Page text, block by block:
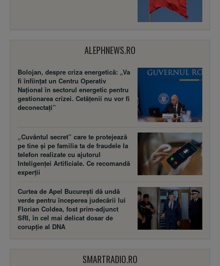
ALEPHNEWS.RO
Bolojan, despre criza energetică: „Va
fi înființat un Centru Operativ
Național în sectorul energetic pentru
gestionarea crizei. Cetățenii nu vor fi
deconectați”
„Cuvântul secret” care te protejează
pe tine și pe familia ta de fraudele la
telefon realizate cu ajutorul
Inteligenței Artificiale. Ce recomandă
experții
Curtea de Apel București dă undă
verde pentru începerea judecării lui
Florian Coldea, fost prim-adjunct
SRI, în cel mai delicat dosar de
corupție al DNA
SMARTRADIO.RO